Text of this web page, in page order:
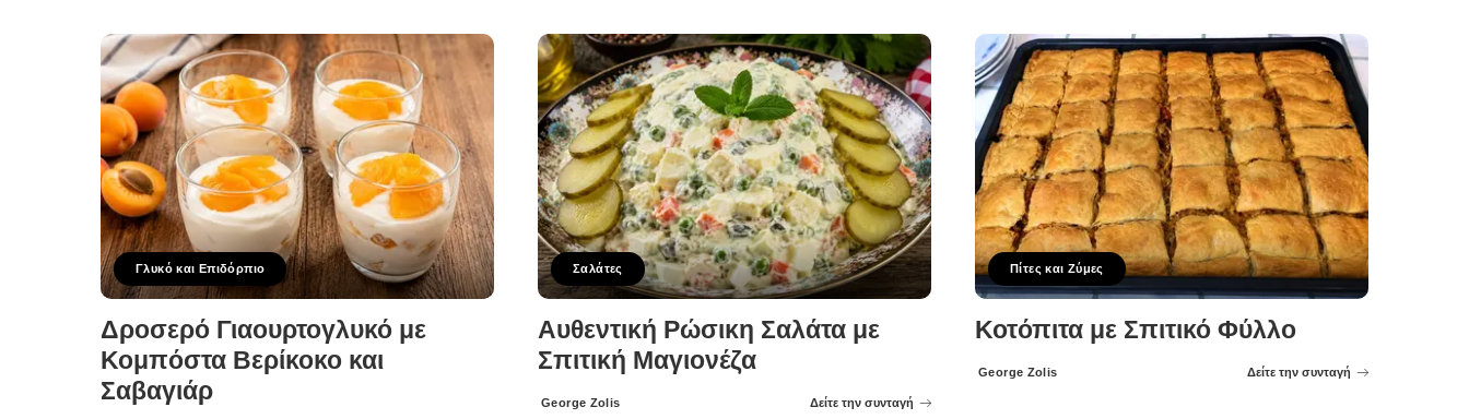
Γλυκό και Επιδόρπιο
Δροσερό Γιαουρτογλυκό με
Κομπόστα Βερίκοκο και
Σαβαγιάρ
Σαλάτες
Αυθεντική Ρώσικη Σαλάτα με
Σπιτική Μαγιονέζα
Posted
George Zolis Δείτε την συνταγή
Πίτες και Ζύμες
Κοτόπιτα με Σπιτικό Φύλλο
Posted
George Zolis Δείτε την συνταγή